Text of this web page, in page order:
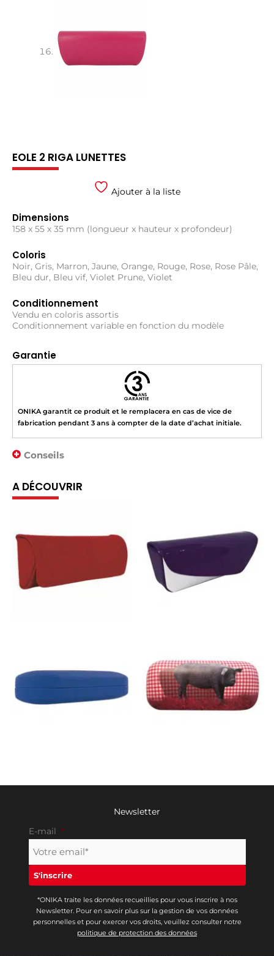
EOLE 2 RIGA LUNETTES
Ajouter à la liste
Dimensions
158 x 55 x 35 mm (longueur x hauteur x profondeur)
Coloris
Noir, Gris, Marron, Jaune, Orange, Rouge, Rose, Rose Pâle,
Bleu dur, Bleu vif, Violet Prune, Violet
Conditionnement
Vendu en coloris assortis
Conditionnement variable en fonction du modèle
Garantie
ONIKA garantit ce produit et le remplacera en cas de vice de
fabrication pendant 3 ans à compter de la date d’achat initiale.
Conseils
A DÉCOUVRIR
Newsletter
E-mail *
*ONIKA traite les données recueillies pour vous inscrire à nos
Newsletter. Pour en savoir plus sur la gestion de vos données
personnelles et pour exercer vos droits, veuillez consulter notre
politique de protection des données